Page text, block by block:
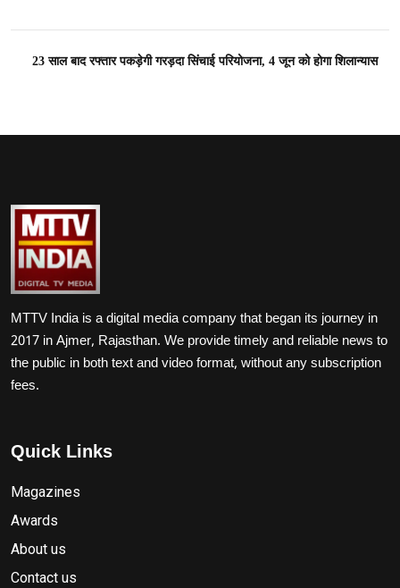
23 साल बाद रफ्तार पकड़ेगी गरड़दा सिंचाई परियोजना, 4 जून को होगा शिलान्यास
MTTV India is a digital media company that began its journey in
2017 in Ajmer, Rajasthan. We provide timely and reliable news to
the public in both text and video format, without any subscription
fees.
Quick Links
Magazines
Awards
About us
Contact us